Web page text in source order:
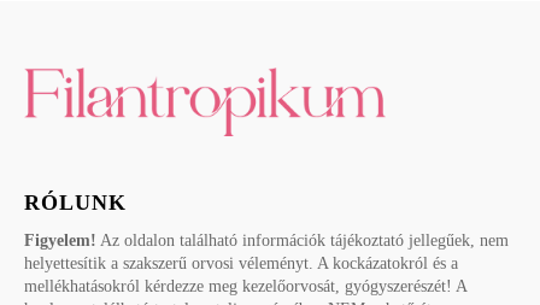
RÓLUNK
Figyelem! Az oldalon található információk tájékoztató jellegűek, nem
helyettesítik a szakszerű orvosi véleményt. A kockázatokról és a
mellékhatásokról kérdezze meg kezelőorvosát, gyógyszerészét! A